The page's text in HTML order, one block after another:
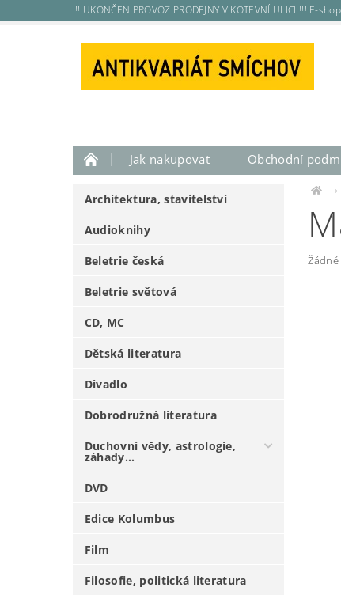
!!! UKONČEN PROVOZ PRODEJNY V KOTEVNÍ ULICI !!!
Jak nakupovat Obchodní
Architektura, stavitelství
Audioknihy
Beletrie česká
Beletrie světová
CD, MC
Dětská literatura
Divadlo
Dobrodružná literatura
Duchovní vědy, astrologie,
záhady...
DVD
Edice Kolumbus
Film
Filosofie, politická literatura